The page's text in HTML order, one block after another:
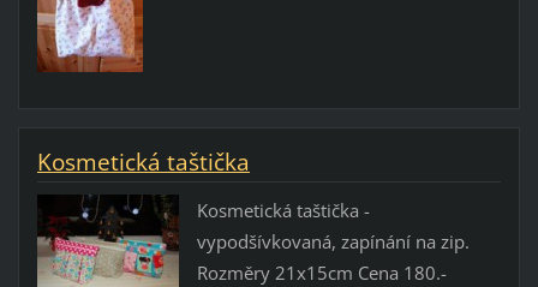
Kosmetická taštička
Kosmetická taštička -
vypodšívkovaná, zapínání na zip.
Rozměry 21x15cm Cena 180.-